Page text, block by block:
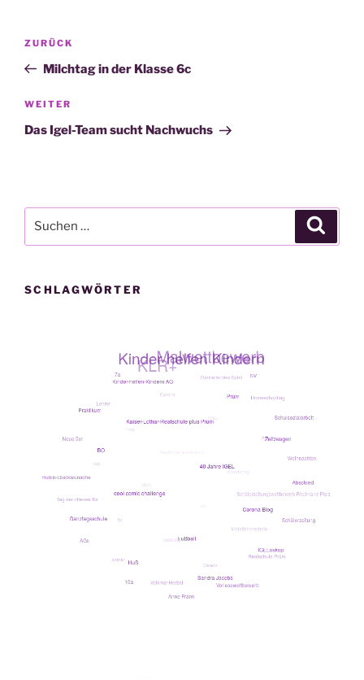
Beitragsnavigation
Vorheriger
Beitrag
ZURÜCK
Milchtag in der Klasse 6c
Nächster
Beitrag
WEITER
Das Igel-Team sucht Nachwuchs
nach:
SCHLAGWÖRTER